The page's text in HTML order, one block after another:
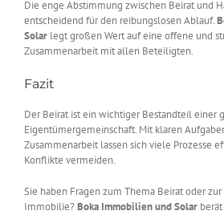
Die enge Abstimmung zwischen Beirat und
entscheidend für den reibungslosen Ablauf.
Solarlegt großen Wert auf eine offene und
Zusammenarbeit mit allen Beteiligten.
Fazit
Der Beirat ist ein wichtiger Bestandteil einer
Eigentümergemeinschaft. Mit klaren
Zusammenarbeit lassen sich viele Prozesse
Konflikte vermeiden.
Sie haben Fragen zum Thema Beirat oder
Immobilie? Boka Immobilien und Solarberät